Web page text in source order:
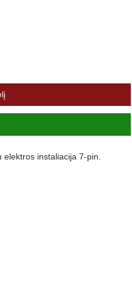
instaliacija 7-pin.